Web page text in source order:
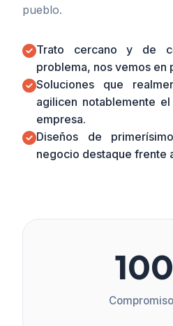
pueblo.
Trato cercano y de
problema, nos vemos en
Soluciones que
agilicen notablemente
empresa.
Diseños de
negocio destaque frente